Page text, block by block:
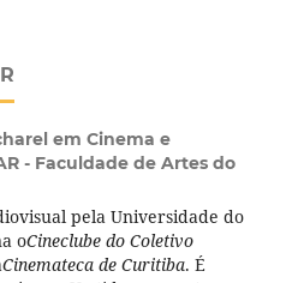
em Cinema e
- Faculdade de Artes do
pela Universidade do
oCineclube do Coletivo
Cinemateca de Curitiba. É